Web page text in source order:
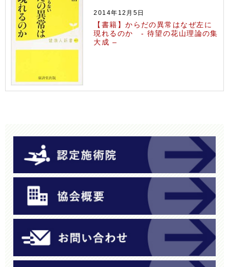
2014年12月5日
【書籍】からだの異常はなぜ左に
現れるのか - 待望の花山理論の集
大成 –